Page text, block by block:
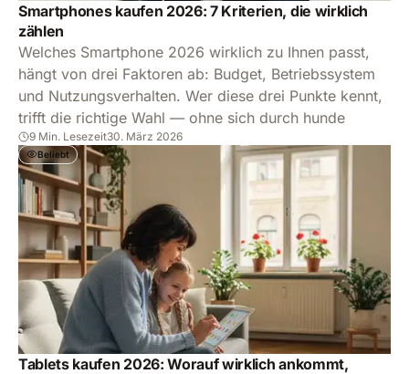
Smartphones kaufen 2026: 7 Kriterien, die wirklich
zählen
Welches Smartphone 2026 wirklich zu Ihnen passt,
hängt von drei Faktoren ab: Budget, Betriebssystem
und Nutzungsverhalten. Wer diese drei Punkte kennt,
trifft die richtige Wahl — ohne sich durch hunde
9 Min. Lesezeit30. März 2026
Beliebt
Tablets kaufen 2026: Worauf wirklich ankommt,